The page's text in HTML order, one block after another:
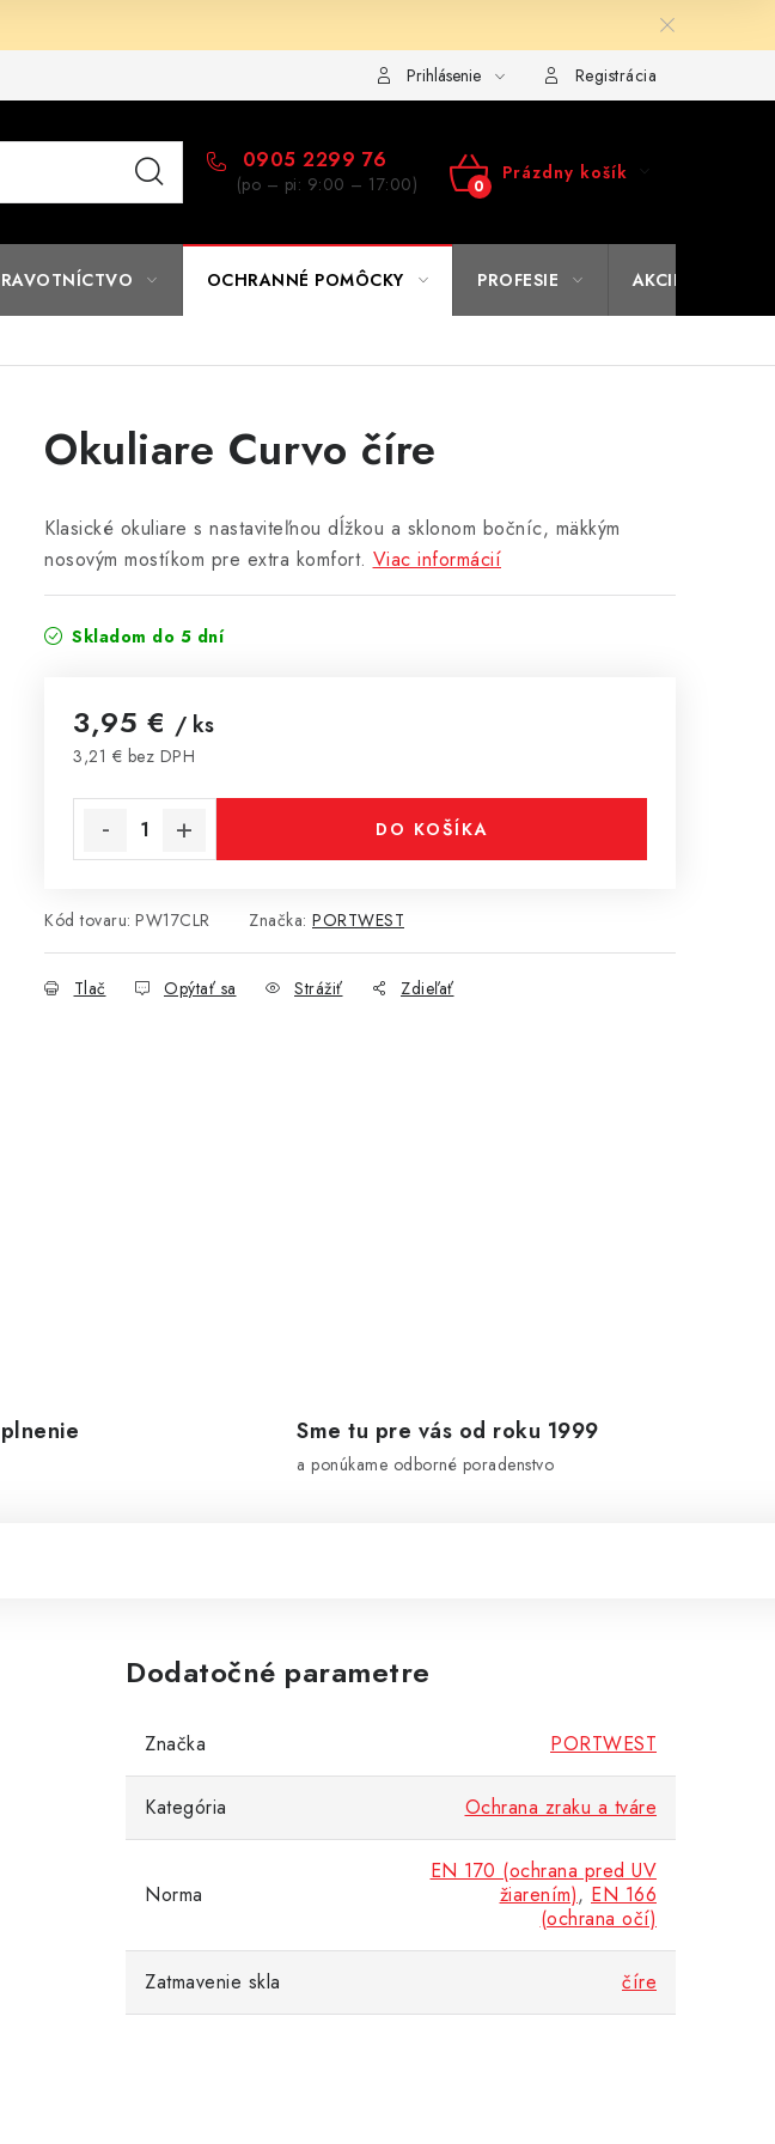
Formulár na výmenu tovaru Kto sme Reklamačný poriadok
Prihlásenie Registrácia
0905 2299 76
(po – pi: 9:00 – 17:00)
NÁKUPNÝ
Prázdny košík
OCHRANNÉ POMÔCKY PROFESIE AKCIE
Okuliare Curvo číre
Klasické okuliare s nastaviteľnou dĺžkou a sklonom bočníc, mäkkým
nosovým mostíkom pre extra komfort. Viac informácií
Skladom do 5 dní
3,95 € / ks
3,21 € bez DPH
DO KOŠÍKA
Kód tovaru: PW17CLR Značka: PORTWEST
Tlač Opýtať sa Strážiť Zdieľať
Sme tu pre vás od roku 1999
a ponúkame odborné poradenstvo
Dodatočné parametre
Značka PORTWEST
Kategória Ochrana zraku a tváre
Norma
EN 170 (ochrana pred UV
žiarením), EN 166
(ochrana očí)
Zatmavenie skla číre